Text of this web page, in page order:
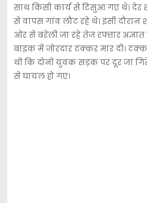
साथ किसी कार्य से टिसुआ गए थे। देर
से वापस गांव लौट रहे थे। इसी दौरान
ओर से बरेली जा रहे तेज रफ्तार
बाइक में जोरदार टक्कर मार दी।
थी कि दोनों युवक सड़क पर दूर जा
से घायल हो गए।